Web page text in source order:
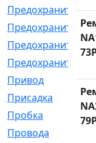
Привод
Присадка
Пробка
Провода